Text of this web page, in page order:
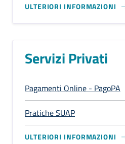
ULTERIORI INFORMAZIONI
Servizi Privati
Pagamenti Online - PagoPA
Pratiche SUAP
ULTERIORI INFORMAZIONI